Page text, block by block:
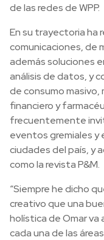
de las redes de WPP.
En su trayectoria ha
comunicaciones, de
además soluciones
análisis de datos, y
de consumo
financiero y
frecuentemente
eventos gremiales y
ciudades del país, y
como la revista P&M.
“Siempre he dicho
creativo que una
holística de Omar
cada una de las